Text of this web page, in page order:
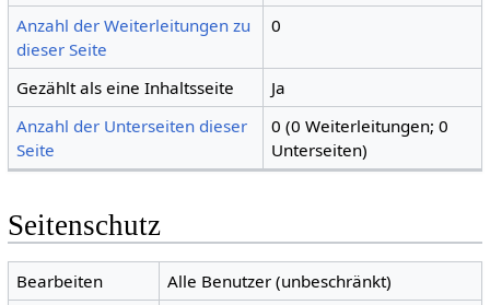
Anzahl der Weiterleitungen zu
dieser Seite
0
Gezählt als eine Inhaltsseite
Ja
Anzahl der Unterseiten dieser
Seite
0 (0 Weiterleitungen; 0
Unterseiten)
Seitenschutz
Bearbeiten
Alle Benutzer (unbeschränkt)